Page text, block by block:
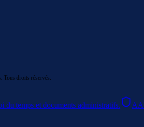
Tous droits réservés.
du temps et documents administratifs.